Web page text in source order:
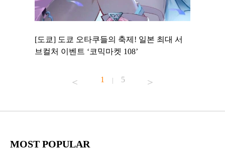
[도쿄] 도쿄 오타쿠들의 축제! 일본 최대 서
브컬처 이벤트 ‘코믹마켓 108’
1 | 5
MOST POPULAR